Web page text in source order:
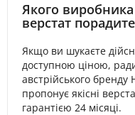
Якого
верстат
Якщо ви шукаєте
доступною ціною,
австрійського
пропонує якісні
гарантією 24 місяці.